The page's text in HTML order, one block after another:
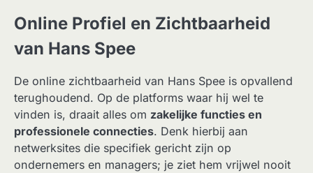
Online Profiel en Zichtbaarheid
van Hans Spee
De online zichtbaarheid van Hans Spee is opvallend
terughoudend. Op de platforms waar hij wel te
vinden is, draait alles om zakelijke functies en
professionele connecties. Denk hierbij aan
netwerksites die specifiek gericht zijn op
ondernemers en managers; je ziet hem vrijwel nooit